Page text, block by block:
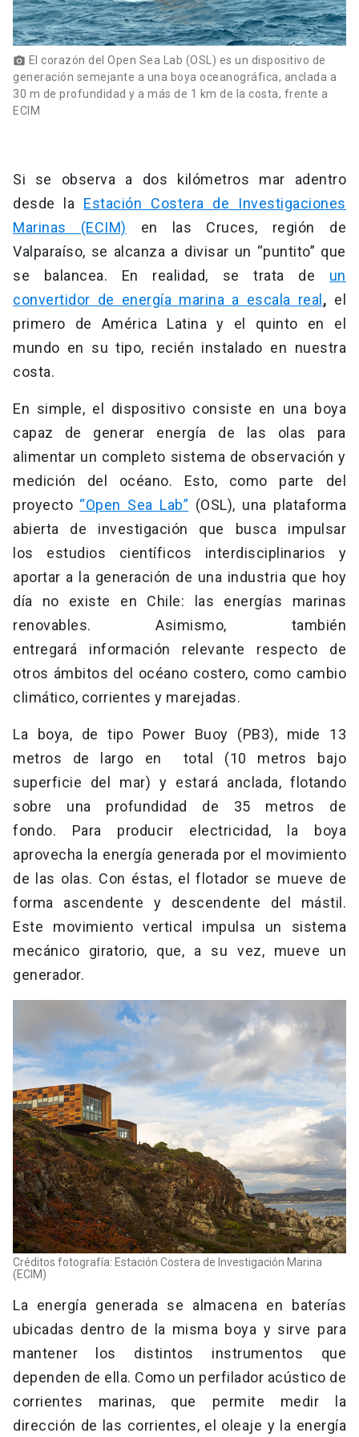
photo_camera El corazón del Open Sea Lab (OSL) es un dispositivo de
generación semejante a una boya oceanográfica, anclada a
30 m de profundidad y a más de 1 km de la costa, frente a
ECIM
Si se observa a dos kilómetros mar adentro
desde la Estación Costera de Investigaciones
Marinas (ECIM) en las Cruces, región de
Valparaíso, se alcanza a divisar un “puntito” que
se balancea. En realidad, se trata de un
convertidor de energía marina a escala real , el
primero de América Latina y el quinto en el
mundo en su tipo, recién instalado en nuestra
costa.
En simple, el dispositivo consiste en una boya
capaz de generar energía de las olas para
alimentar un completo sistema de observación y
medición del océano. Esto, como parte del
proyecto “Open Sea Lab” (OSL), una plataforma
abierta de investigación que busca impulsar
los estudios científicos interdisciplinarios y
aportar a la generación de una industria que hoy
día no existe en Chile: las energías marinas
renovables. Asimismo, también
entregará información relevante respecto de
otros ámbitos del océano costero, como cambio
climático, corrientes y marejadas.
La boya, de tipo Power Buoy (PB3), mide 13
metros de largo en total (10 metros bajo
superficie del mar) y estará anclada, flotando
sobre una profundidad de 35 metros de
fondo. Para producir electricidad, la boya
aprovecha la energía generada por el movimiento
de las olas. Con éstas, el flotador se mueve de
forma ascendente y descendente del mástil.
Este movimiento vertical impulsa un sistema
mecánico giratorio, que, a su vez, mueve un
generador.
Créditos fotografía: Estación Costera de Investigación Marina
(ECIM)
La energía generada se almacena en baterías
ubicadas dentro de la misma boya y sirve para
mantener los distintos instrumentos que
dependen de ella. Como un perfilador acústico de
corrientes marinas, que permite medir la
dirección de las corrientes, el oleaje y la energía